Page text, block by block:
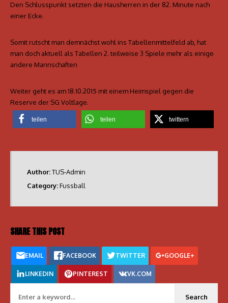
Den Schlusspunkt setzten die Hausherren in der 82. Minute nach
einer Ecke.
Somit rutscht man demnächst wohl ins Tabellenmittelfeld ab, hat
man doch aktuell als Tabellen 2. teilweise 3 Spiele mehr als einige
andere Mannschaften
Weiter geht es am 18.10.2015 mit einem Heimspiel gegen die
Reserve der SG Voltlage.
teilen teilen twittern
Author:TUS-Admin
Category:Fussball
SHARE THIS POST
EMAIL FACEBOOK TWITTER GOOGLE+
LINKEDIN PINTEREST VK.COM